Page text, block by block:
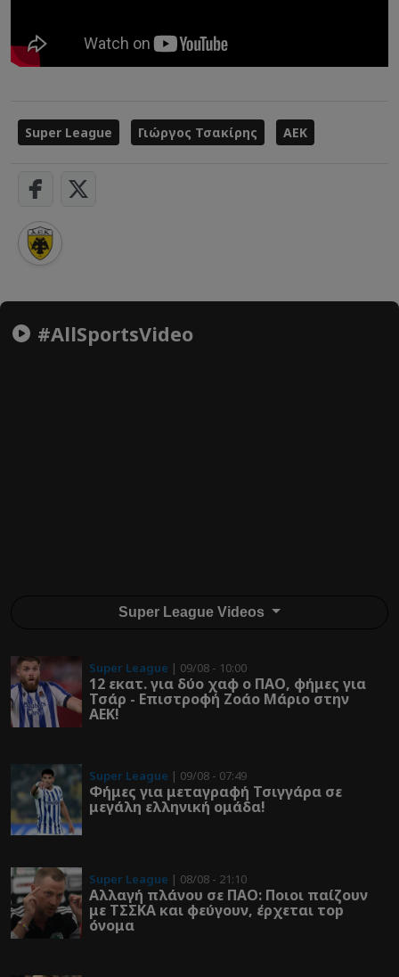
Super League Γιώργος Τσακίρης ΑΕΚ
#AllSportsVideo
Super League Videos
Super League | 09/08 - 10:00
12 εκατ. για δύο χαφ ο ΠΑΟ, φήμες για
Τσάρ - Επιστροφή Ζοάο Μάριο στην
ΑΕΚ!
Super League | 09/08 - 07:49
Φήμες για μεταγραφή Τσιγγάρα σε
μεγάλη ελληνική ομάδα!
Super League | 08/08 - 21:10
Αλλαγή πλάνου σε ΠΑΟ: Ποιοι παίζουν
με ΤΣΣΚΑ και φεύγουν, έρχεται τοp
όνομα